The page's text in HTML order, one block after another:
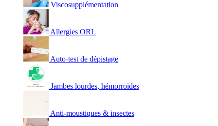
Viscosupplémentation
Allergies ORL
Auto-test de dépistage
Jambes lourdes, hémorroïdes
Anti-moustiques & insectes